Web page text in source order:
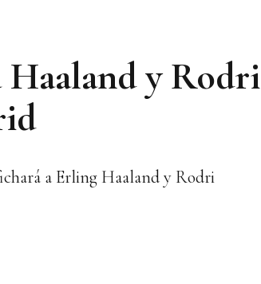
y Rodri
a Erling Haaland y Rodri